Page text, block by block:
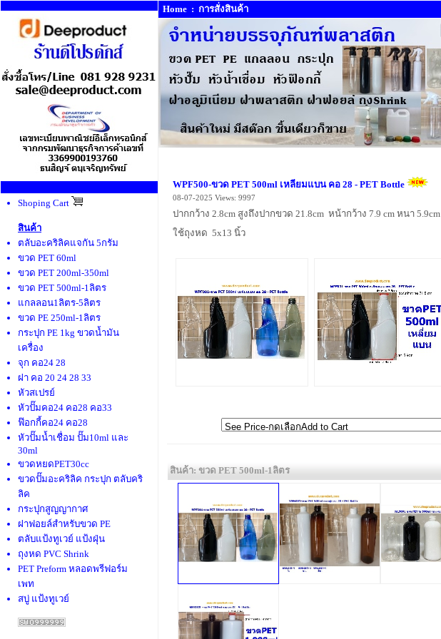
Shoping Cart
สินค้า
ตลับอะคริลิคแจกัน 5กรัม
ขวด PET 60ml
ขวด PET 200ml-350ml
ขวด PET 500ml-1ลิตร
แกลลอน1ลิตร-5ลิตร
ขวด PE 250ml-1ลิตร
กระปุก PE 1kg ขวดน้ำมัน
เครื่อง
จุก คอ24 28
ฝา คอ 20 24 28 33
หัวสเปรย์
หัวปั๊มคอ24 คอ28 คอ33
ฟ๊อกกี้คอ24 คอ28
หัวปั๊มน้ำเชื่อม ปั๊ม10ml และ
30ml
ขวดหยดPET30cc
ขวดปั๊มอะคริลิค กระปุก ตลับคริ
ลิค
กระปุกสูญญากาศ
ฝาฟอยล์สำหรับขวด PE
ตลับแป้งทูเวย์ แป้งฝุ่น
ถุงหด PVC Shrink
PET Preform หลอดพรีฟอร์ม
เพท
สบู่ แป้งทูเวย์
Home : การสั่งสินค้า
WPF500-ขวด PET 500ml เหลียมแบน คอ 28 - PET Bottle
08-07-2025 Views: 9997
ปากกว้าง 2.8cm สูงถึงปากขวด 21.8cm หน้ากว้าง 7.9 cm หนา 5.9cm
ใช้ถุงหด 5x13 นิ้ว
สินค้า: ขวด PET 500ml-1ลิตร